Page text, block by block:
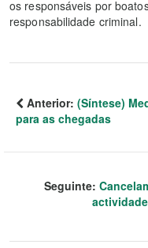
os responsáveis por
responsabilidade criminal.
Anterior: (Síntese)
para as chegadas
Seguinte: